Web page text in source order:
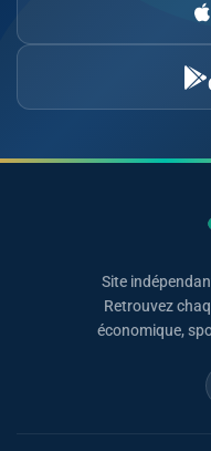
Site
Retrouvez
économique,